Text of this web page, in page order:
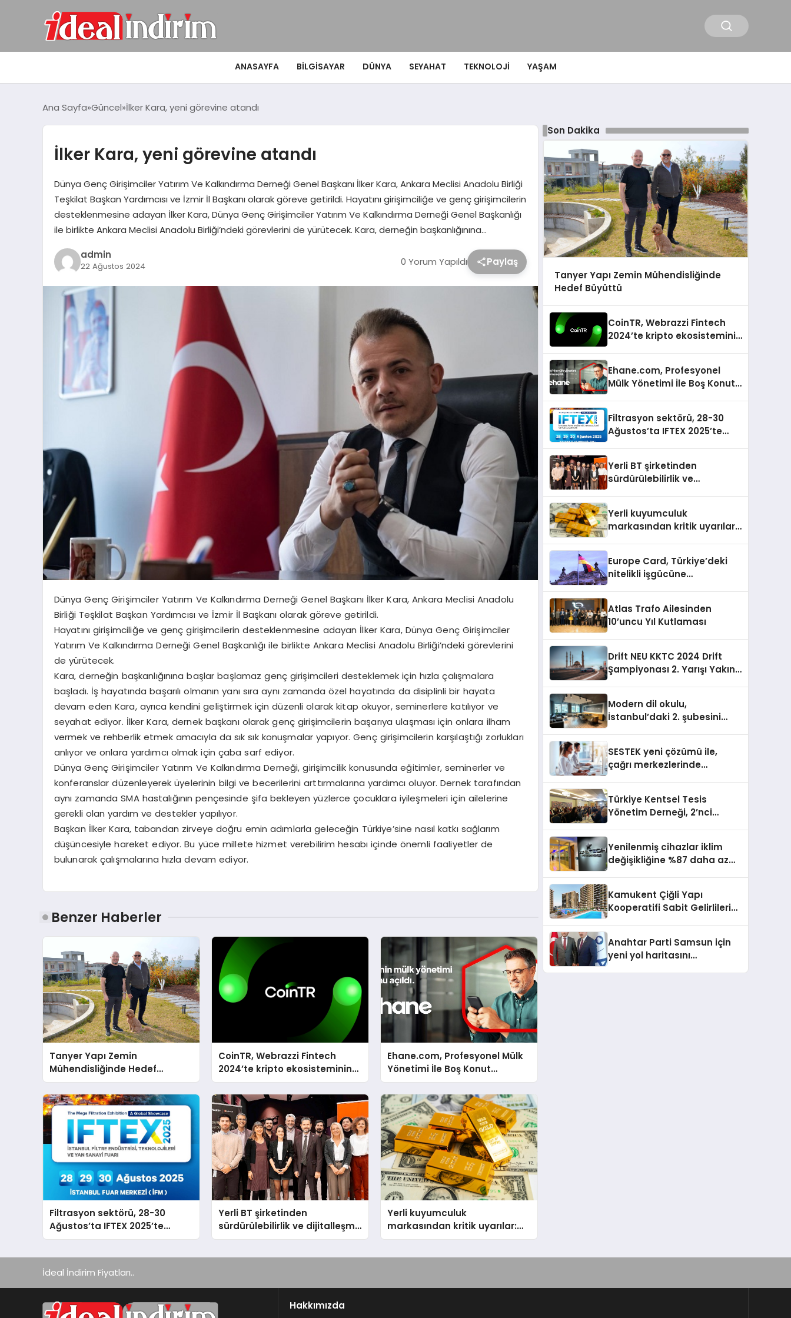
ANASAYFA BILGISAYAR DÜNYA SEYAHAT TEKNOLOJI YAŞAM
Ana Sayfa Güncel İlker Kara, yeni görevine atandı
İlker Kara, yeni görevine atandı
Dünya Genç Girişimciler Yatırım Ve Kalkındırma Derneği Genel Başkanı İlker Kara, Ankara Meclisi Anadolu Birliği
Teşkilat Başkan Yardımcısı ve İzmir İl Başkanı olarak göreve getirildi. Hayatını girişimciliğe ve genç girişimcilerin
desteklenmesine adayan İlker Kara, Dünya Genç Girişimciler Yatırım Ve Kalkındırma Derneği Genel Başkanlığı
ile birlikte Ankara Meclisi Anadolu Birliği’ndeki görevlerini de yürütecek. Kara, derneğin başkanlığınına…
admin
22 Ağustos 2024 0 Yorum Yapıldı Paylaş
Dünya Genç Girişimciler Yatırım Ve Kalkındırma Derneği Genel Başkanı İlker Kara, Ankara Meclisi Anadolu
Birliği Teşkilat Başkan Yardımcısı ve İzmir İl Başkanı olarak göreve getirildi.
Hayatını girişimciliğe ve genç girişimcilerin desteklenmesine adayan İlker Kara, Dünya Genç Girişimciler
Yatırım Ve Kalkındırma Derneği Genel Başkanlığı ile birlikte Ankara Meclisi Anadolu Birliği’ndeki görevlerini
de yürütecek.
Kara, derneğin başkanlığınına başlar başlamaz genç girişimcileri desteklemek için hızla çalışmalara
başladı. İş hayatında başarılı olmanın yanı sıra aynı zamanda özel hayatında da disiplinli bir hayata
devam eden Kara, ayrıca kendini geliştirmek için düzenli olarak kitap okuyor, seminerlere katılıyor ve
seyahat ediyor. İlker Kara, dernek başkanı olarak genç girişimcilerin başarıya ulaşması için onlara ilham
vermek ve rehberlik etmek amacıyla da sık sık konuşmalar yapıyor. Genç girişimcilerin karşılaştığı zorlukları
anlıyor ve onlara yardımcı olmak için çaba sarf ediyor.
Dünya Genç Girişimciler Yatırım Ve Kalkındırma Derneği, girişimcilik konusunda eğitimler, seminerler ve
konferanslar düzenleyerek üyelerinin bilgi ve becerilerini arttırmalarına yardımcı oluyor. Dernek tarafından
aynı zamanda SMA hastalığının pençesinde şifa bekleyen yüzlerce çocuklara iyileşmeleri için ailelerine
gerekli olan yardım ve destekler yapılıyor.
Başkan İlker Kara, tabandan zirveye doğru emin adımlarla geleceğin Türkiye’sine nasıl katkı sağlarım
düşüncesiyle hareket ediyor. Bu yüce millete hizmet verebilirim hesabı içinde önemli faaliyetler de
bulunarak çalışmalarına hızla devam ediyor.
Benzer Haberler
Tanyer Yapı Zemin
Mühendisliğinde Hedef
Büyüttü
CoinTR, Webrazzi Fintech
2024’te kripto ekosisteminin
tanınan isimlerini ağırlayacak
Ehane.com, Profesyonel Mülk
Yönetimi İle Boş Konut
Stokunu Eritecek
Filtrasyon sektörü, 28-30
Ağustos’ta IFTEX 2025’te
buluşacak
Yerli BT şirketinden
sürdürülebilirlik ve dijitalleşme
odaklı özel etkinlik
Yerli kuyumculuk
markasından kritik uyarılar:
Doğru seçim yatırımınızı
Son Dakika
Tanyer Yapı Zemin Mühendisliğinde
Hedef Büyüttü
CoinTR, Webrazzi Fintech
2024’te kripto ekosisteminin
Ehane.com, Profesyonel
Mülk Yönetimi İle Boş Konut
Filtrasyon sektörü, 28-30
Ağustos’ta IFTEX 2025’te
Yerli BT şirketinden
sürdürülebilirlik ve
Yerli kuyumculuk
markasından kritik uyarılar:
Europe Card, Türkiye’deki
nitelikli işgücüne
Atlas Trafo Ailesinden
10’uncu Yıl Kutlaması
Drift NEU KKTC 2024 Drift
Şampiyonası 2. Yarışı Yakın
Modern dil okulu,
İstanbul’daki 2. şubesini
SESTEK yeni çözümü ile,
çağrı merkezlerinde
Türkiye Kentsel Tesis
Yönetim Derneği, 2’nci
Yenilenmiş cihazlar iklim
değişikliğine %87 daha az
Kamukent Çiğli Yapı
Kooperatifi Sabit Gelirlileri
Anahtar Parti Samsun için
yeni yol haritasını
İdeal İndirim Fiyatları..
Hakkımızda